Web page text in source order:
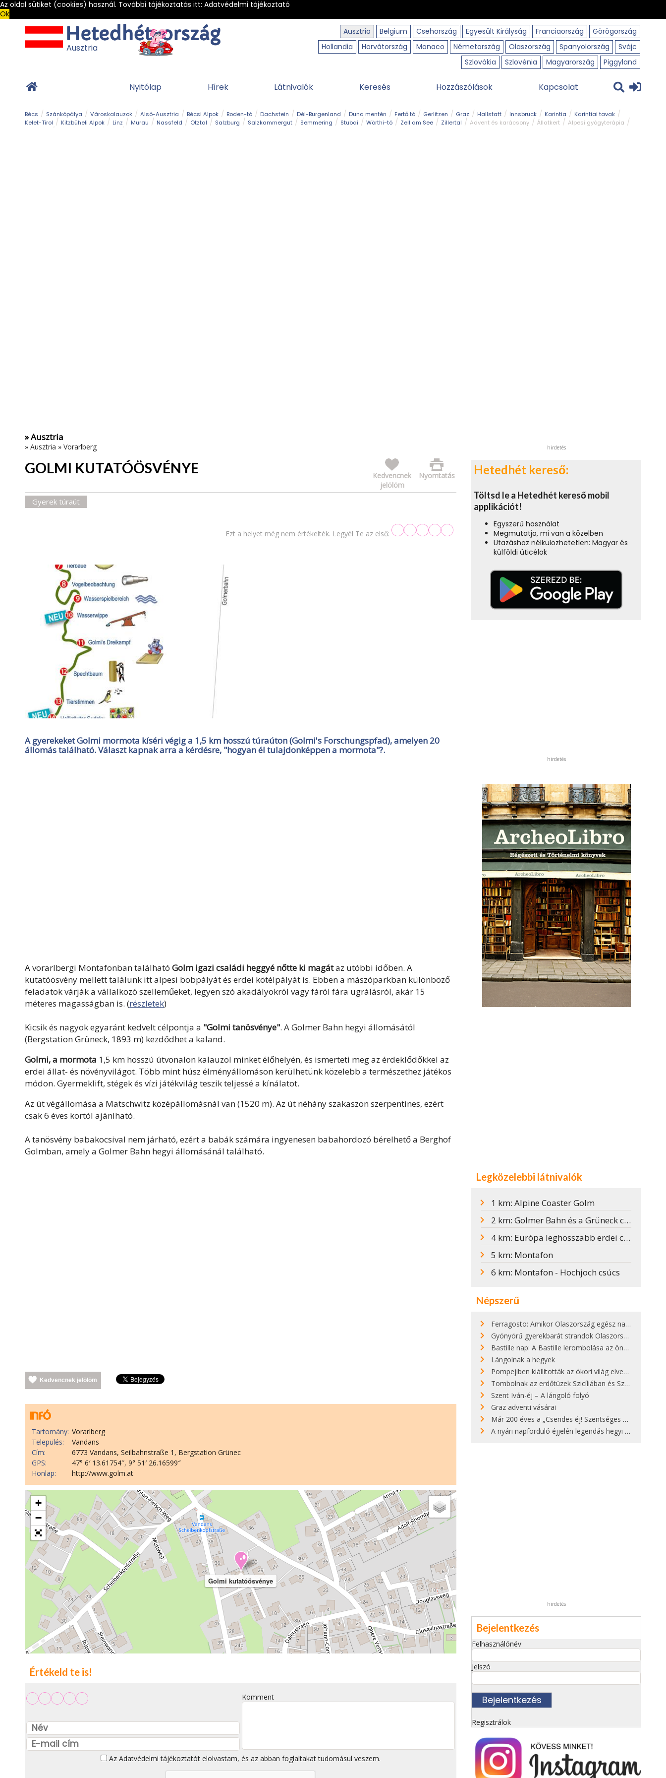
Az oldal sütiket (cookies) használ. További tájékoztatás itt: Adatvédelmi tájékoztató
Ok
Ausztria
Belgium Csehország Egyesült Királyság Franciaország
Görögország
Hollandia
Horvátország Monaco Németország Olaszország Spanyolország
Svájc
Szlovákia
Szlovénia Magyarország Piggyland
Ausztria
Nyitólap Hírek Látnivalók Keresés Hozzászólások Kapcsolat
Bécs Szánkópálya Városkalauzok Alsó-Ausztria Bécsi Alpok Boden-tó Dachstein Dél-Burgenland Duna mentén Fertő tó Gerlitzen Graz Hallstatt Innsbruck Karintia
Karintiai tavak
Kelet-Tirol
Kitzbüheli Alpok Linz Murau Nassfeld Ötztal Salzburg Salzkammergut Semmering Stubai Wörthi-tó Zell am See Zillertal Advent és karácsony Állatkert
Alpesi gyógyterápia
» Ausztria
» Ausztria » Vorarlberg
GOLMI KUTATÓÖSVÉNYE Nyomtatás
Kedvencnek
jelölöm
Gyerek túraút
Ezt a helyet még nem értékelték. Legyél Te az első:
A gyerekeket Golmi mormota kíséri végig a 1,5 km hosszú túraúton (Golmi's Forschungspfad), amelyen 20
állomás található. Választ kapnak arra a kérdésre, "hogyan él tulajdonképpen a mormota"?.
A vorarlbergi Montafonban található Golm igazi családi heggyé nőtte ki magátaz utóbbi időben. A
kutatóösvény mellett találunk itt alpesi bobpályát és erdei kötélpályát is. Ebben a mászóparkban különböző
feladatok várják a vállalkozó szelleműeket, legyen szó akadályokról vagy fáról fára ugrálásról, akár 15
méteres magasságban is. (részletek)
Kicsik és nagyok egyaránt kedvelt célpontja a "Golmi tanösvénye". A Golmer Bahn hegyi állomásától
(Bergstation Grüneck, 1893 m) kezdődhet a kaland.
Golmi, a mormota 1,5 km hosszú útvonalon kalauzol minket élőhelyén, és ismerteti meg az érdeklődőkkel az
erdei állat- és növényvilágot. Több mint húsz élményállomáson kerülhetünk közelebb a természethez játékos
módon. Gyermeklift, stégek és vízi játékvilág teszik teljessé a kínálatot.
Az út végállomása a Matschwitz középállomásnál van (1520 m). Az út néhány szakaszon szerpentines, ezért
csak 6 éves kortól ajánlható.
A tanösvény babakocsival nem járható, ezért a babák számára ingyenesen babahordozó bérelhető a Berghof
Golmban, amely a Golmer Bahn hegyi állomásánál található.
Kedvencnek jelölöm
Tartomány: Vorarlberg
Település:
Vandans
Cím:
6773 Vandans, Seilbahnstraße 1, Bergstation Grünec
GPS:
47° 6′ 13.61754″, 9° 51′ 26.16599″
Honlap:
http://www.golm.at
Golmi kutatóösvénye
+
−
Értékeld te is!
Komment
Az Adatvédelmi tájékoztatót elolvastam, és az abban foglaltakat tudomásul veszem.
hirdetés
Hetedhét kereső:
Töltsd le a Hetedhét kereső mobil
applikációt!
Egyszerű használat
Megmutatja, mi van a közelben
Utazáshoz nélkülözhetetlen: Magyar és
külföldi úticélok
hirdetés
Legközelebbi látnivalók
1 km: Alpine Coaster Golm
2 km: Golmer Bahn és a Grüneck csúcs
4 km: Európa leghosszabb erdei csúszdaparkja
5 km: Montafon
6 km: Montafon - Hochjoch csúcs
Népszerű
Ferragosto: Amikor Olaszország egész nap nyaral
Gyönyörű gyerekbarát strandok Olaszországban - megmutatjuk a 15 legjobbat
Bastille nap: A Bastille lerombolása az önkényuralom végét jelentette
Lángolnak a hegyek
Pompejiben kiállították az ókori világ elveszett híres szobrának másolatát
Tombolnak az erdőtüzek Szicíliában és Szardínián
Szent Iván-éj – A lángoló folyó
Graz adventi vásárai
Már 200 éves a „Csendes éj! Szentséges éj!”
A nyári napforduló éjjelén legendás hegyi tüzek világítják meg Zugspitzét
hirdetés
Bejelentkezés
Felhasználónév
Jelszó
Regisztrálok